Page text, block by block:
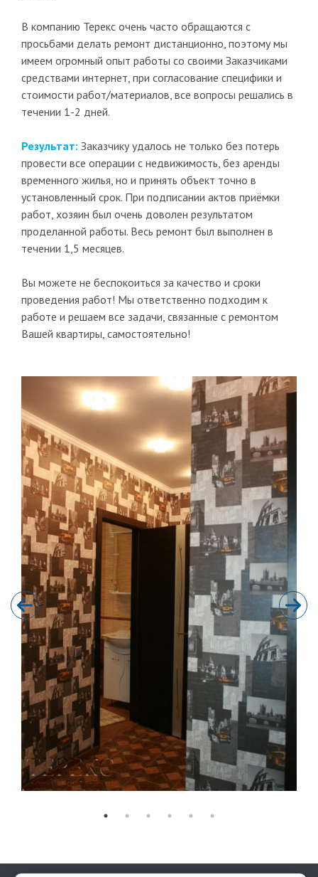
В компанию Терекс очень часто обращаются с
просьбами делать ремонт дистанционно, поэтому мы
имеем огромный опыт работы со своими Заказчиками
средствами интернет, при согласование специфики и
стоимости работ/материалов, все вопросы решались в
течении 1-2 дней.
Результат: Заказчику удалось не только без потерь
провести все операции с недвижимость, без аренды
временного жилья, но и принять объект точно в
установленный срок. При подписании актов приёмки
работ, хозяин был очень доволен результатом
проделанной работы. Весь ремонт был выполнен в
течении 1,5 месяцев.
Вы можете не беспокоиться за качество и сроки
проведения работ! Мы ответственно подходим к
работе и решаем все задачи, связанные с ремонтом
Вашей квартиры, самостоятельно!